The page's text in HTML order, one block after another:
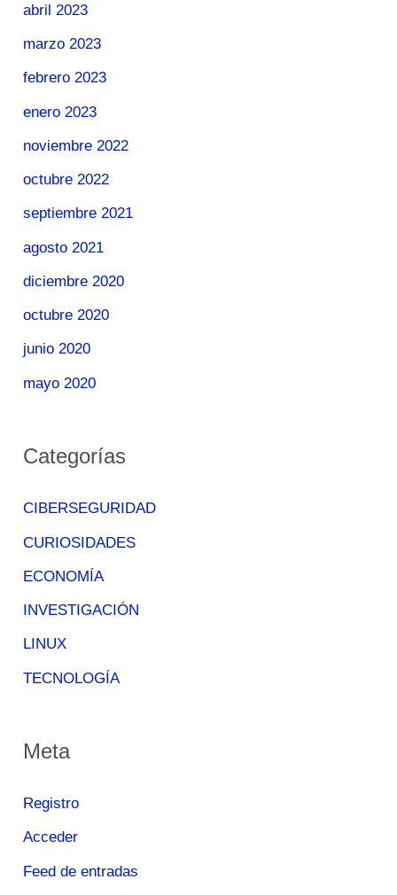
abril 2023
marzo 2023
febrero 2023
enero 2023
noviembre 2022
octubre 2022
septiembre 2021
agosto 2021
diciembre 2020
octubre 2020
junio 2020
mayo 2020
Categorías
CIBERSEGURIDAD
CURIOSIDADES
ECONOMÍA
INVESTIGACIÓN
LINUX
TECNOLOGÍA
Meta
Registro
Acceder
Feed de entradas